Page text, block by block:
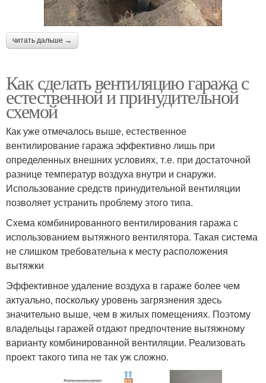
читать дальше →
Как сделать вентиляцию гаража с
естественной и принудительной
схемой
Как уже отмечалось выше, естественное
вентилирование гаража эффективно лишь при
определенных внешних условиях, т.е. при достаточной
разнице температур воздуха внутри и снаружи.
Использование средств принудительной вентиляции
позволяет устранить проблему этого типа.
Схема комбинированного вентилирования гаража с
использованием вытяжного вентилятора. Такая система
не слишком требовательна к месту расположения
вытяжки
Эффективное удаление воздуха в гараже более чем
актуально, поскольку уровень загрязнения здесь
значительно выше, чем в жилых помещениях. Поэтому
владельцы гаражей отдают предпочтение вытяжному
варианту комбинированной вентиляции. Реализовать
проект такого типа не так уж сложно.